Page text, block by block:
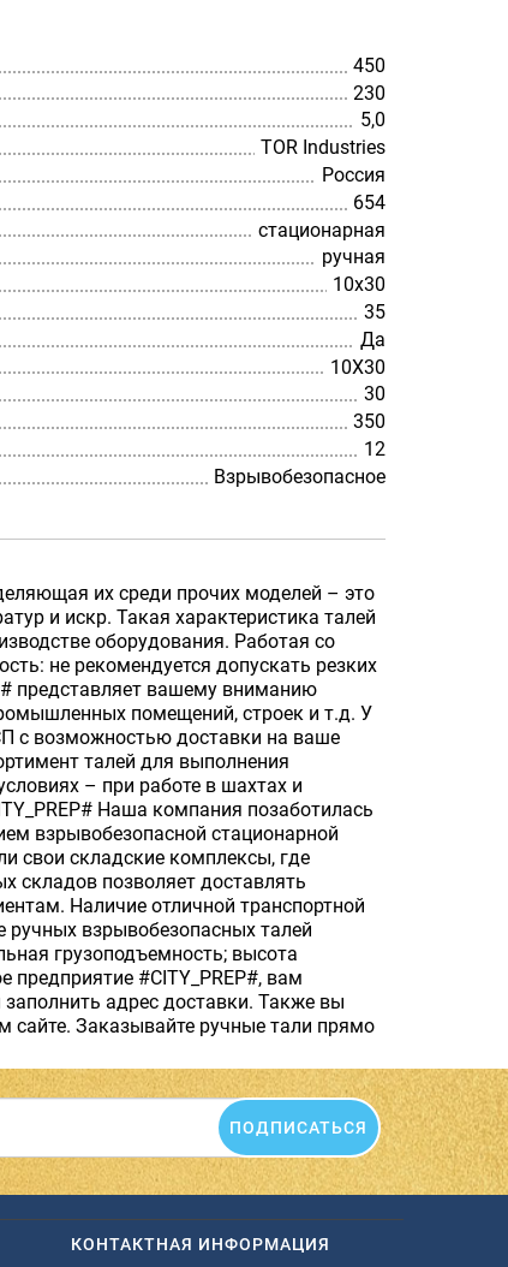
450
230
5,0
TOR Industries
Россия
654
стационарная
ручная
10х30
35
Да
10Х30
30
350
12
Взрывобезопасное
их среди прочих моделей – это
и искр. Такая характеристика талей
оборудования. Работая со
не рекомендуется допускать резких
представляет вашему вниманию
помещений, строек и т.д. У
с возможностью доставки на ваше
талей для выполнения
– при работе в шахтах и
Наша компания позаботилась
взрывобезопасной стационарной
свои складские комплексы, где
складов позволяет доставлять
Наличие отличной транспортной
ручных взрывобезопасных талей
грузоподъемность; высота
#CITY_PREP#, вам
адрес доставки. Также вы
сайте. Заказывайте ручные тали прямо
ПОДПИСАТЬСЯ
КОНТАКТНАЯ ИНФОРМАЦИЯ